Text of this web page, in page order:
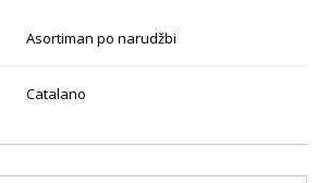
Asortiman po narudžbi
Catalano